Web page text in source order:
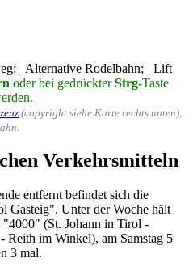
Alternative Rodelbahn;
Lift
oder bei gedrückterStrg-Taste
(copyright siehe Karte rechts unten),
Verkehrsmitteln
entfernt befindet sich die
Gasteig". Unter der Woche hält
(St. Johann in Tirol -
im Winkel), am Samstag 5
3 mal.